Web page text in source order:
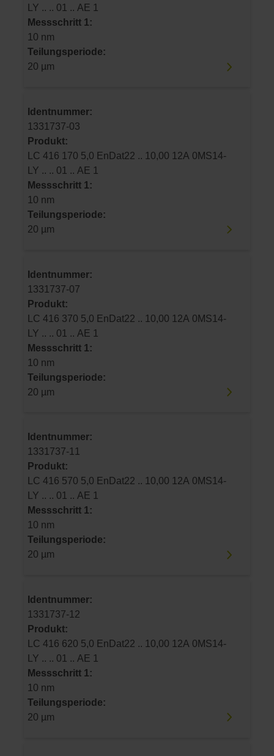
LY .. .. 01 .. AE 1
Messschritt 1:
10 nm
Teilungsperiode:
20 µm
Identnummer:
1331737-03
Produkt:
LC 416 170 5,0 EnDat22 .. 10,00 12A 0MS14-
LY .. .. 01 .. AE 1
Messschritt 1:
10 nm
Teilungsperiode:
20 µm
Identnummer:
1331737-07
Produkt:
LC 416 370 5,0 EnDat22 .. 10,00 12A 0MS14-
LY .. .. 01 .. AE 1
Messschritt 1:
10 nm
Teilungsperiode:
20 µm
Identnummer:
1331737-11
Produkt:
LC 416 570 5,0 EnDat22 .. 10,00 12A 0MS14-
LY .. .. 01 .. AE 1
Messschritt 1:
10 nm
Teilungsperiode:
20 µm
Identnummer:
1331737-12
Produkt:
LC 416 620 5,0 EnDat22 .. 10,00 12A 0MS14-
LY .. .. 01 .. AE 1
Messschritt 1:
10 nm
Teilungsperiode:
20 µm